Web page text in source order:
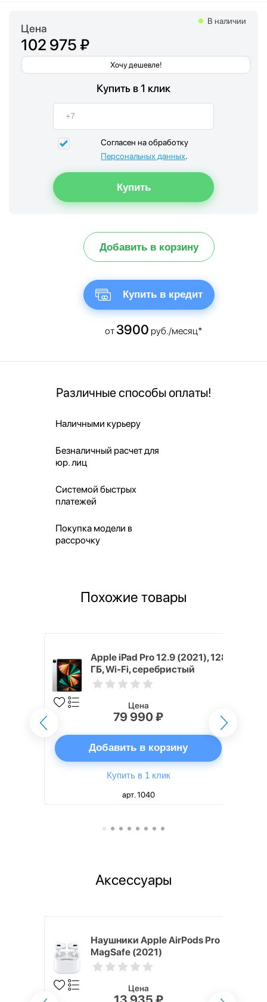
Цена
102 975 ₽
Хочу дешевле!
В наличии
Купить в 1 клик
Согласен на обработку
Персональных данных.
Добавить в корзину
Купить в кредит
от 3900 руб./месяц*
Различные способы оплаты!
Наличными курьеру
Безналичный расчет для
юр. лиц
Системой быстрых
платежей
Покупка модели в
рассрочку
Похожие товары
Apple iPad Pro 12.9 (2021), 128
ГБ, Wi-Fi, серебристый
Цена
79 990 ₽
Добавить в корзину
Купить в 1 клик
арт. 1040
Аксессуары
Наушники Apple AirPods Pro
MagSafe (2021)
Цена